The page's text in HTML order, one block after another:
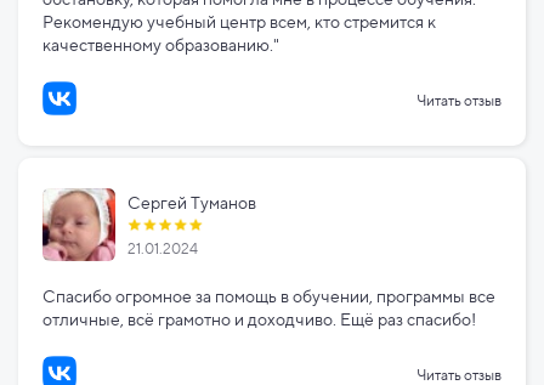
Рекомендую учебный центр всем, кто стремится к
качественному образованию."
Читать отзыв
Сергей Туманов
21.01.2024
Спасибо огромное за помощь в обучении, программы все
отличные, всё грамотно и доходчиво. Ещё раз спасибо!
Читать отзыв